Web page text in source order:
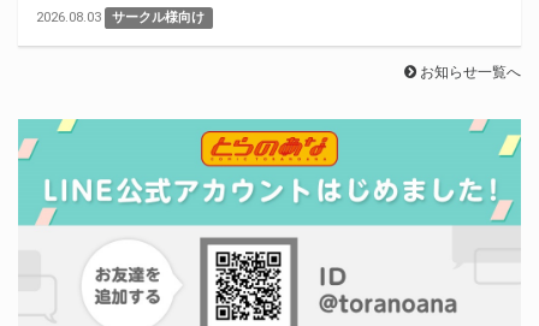
2026.08.03 サークル様向け
お知らせ一覧へ